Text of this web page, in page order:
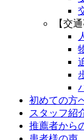
【交
初めての方
スタッフ紹
推薦者から